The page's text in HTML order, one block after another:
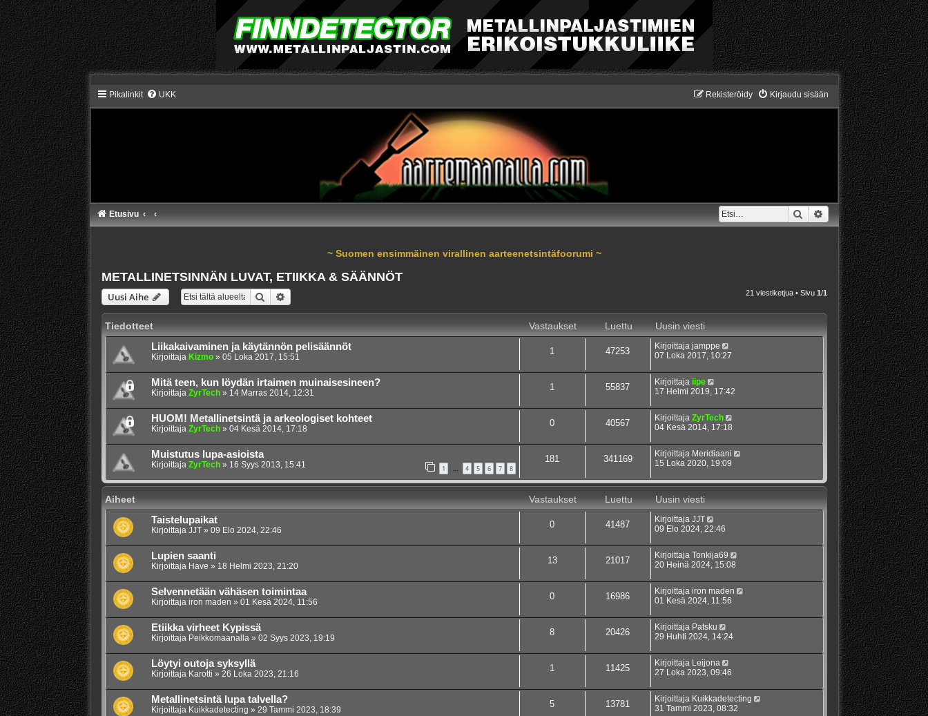
Pikalinkit UKK Kirjaudu sisään
Rekisteröidy
Etsi Tarkennettu haku
Etusivu
~ Suomen ensimmäinen virallinen aarteenetsintäfoorumi ~
METALLINETSINNÄN LUVAT, ETIIKKA & SÄÄNNÖT
Uusi Aihe Etsi 21 viestiketjua • Sivu 1 /1
Tiedotteet Vastaukset Luettu
Uusin viesti
Liikakaivaminen ja käytännön pelisäännöt
Kirjoittaja Kizmo» 05 Loka 2017, 15:51
1 47253 Kirjoittaja jamppe
07 Loka 2017, 10:27
Mitä teen, kun löydän irtaimen muinaisesineen?
Kirjoittaja ZyrTech» 14 Marras 2014, 12:31
1 55837 Kirjoittaja iipe
17 Helmi 2019, 17:42
HUOM! Metallinetsintä ja arkeologiset kohteet
Kirjoittaja ZyrTech» 04 Kesä 2014, 17:18
0 40567 Kirjoittaja ZyrTech
04 Kesä 2014, 17:18
Muistutus lupa-asioista
Kirjoittaja ZyrTech» 16 Syys 2013, 15:41 1 … 4 5 6 7 8
181 341169 Kirjoittaja Meridiaani
15 Loka 2020, 19:09
Aiheet Vastaukset Luettu
Uusin viesti
Taistelupaikat
Kirjoittaja JJT» 09 Elo 2024, 22:46
0 41487 Kirjoittaja JJT
09 Elo 2024, 22:46
Lupien saanti
Kirjoittaja Have » 18 Helmi 2023, 21:20
13 21017 Kirjoittaja Tonkija69
20 Heinä 2024, 15:08
Selvennetään vähäsen toimintaa
Kirjoittaja iron maden » 01 Kesä 2024, 11:56
0 16986 Kirjoittaja iron maden
01 Kesä 2024, 11:56
Etiikka virheet Kypissä
Kirjoittaja Peikkomaanalla» 02 Syys 2023, 19:19
8 20426 Kirjoittaja Patsku
29 Huhti 2024, 14:24
Löytyi outoja syksyllä
Kirjoittaja Karotti » 26 Loka 2023, 21:16
1 11425 Kirjoittaja Leijona
27 Loka 2023, 09:46
Metallinetsintä lupa talvella?
Kirjoittaja Kuikkadetecting » 29 Tammi 2023, 18:39
5 13781 Kirjoittaja Kuikkadetecting
31 Tammi 2023, 08:32